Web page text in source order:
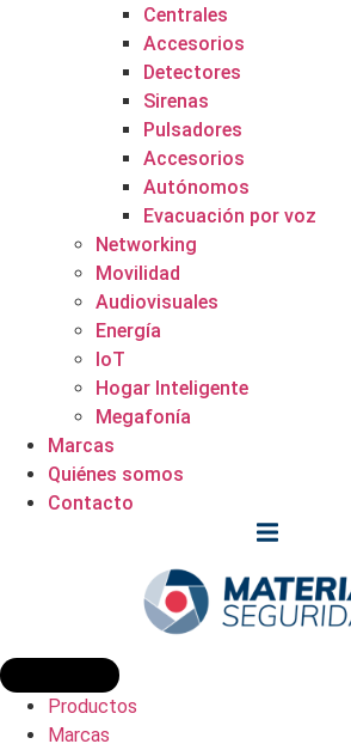
Centrales
Accesorios
Detectores
Sirenas
Pulsadores
Accesorios
Autónomos
Evacuación por voz
Networking
Movilidad
Audiovisuales
Energía
IoT
Hogar Inteligente
Megafonía
Marcas
Quiénes somos
Contacto
Productos
Marcas